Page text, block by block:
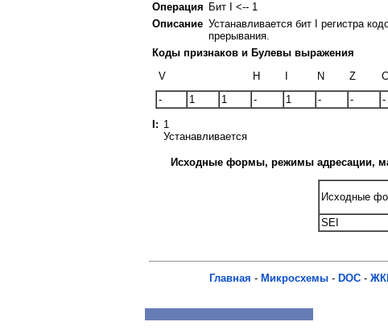
Операция Бит I <-- 1
Описание Устанавливается бит I регистра
прерывания.
Коды признаков и Булевы выражения
V
H N Z
C
-
1 1 - 1 - - -
I: 1
Устанавливается
Исходные формы, режимы адресации,
Исходные
SEI
Главная - Микросхемы - DOC -